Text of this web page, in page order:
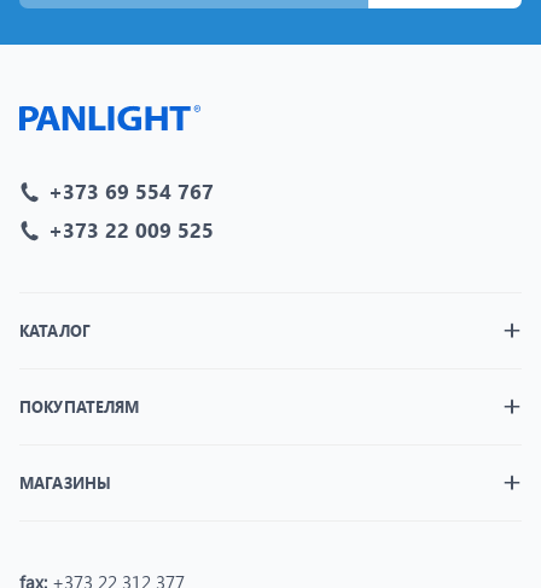
+373 69 554 767
+373 22 009 525
КАТАЛОГ
ПОКУПАТЕЛЯМ
МАГАЗИНЫ
fax: +373 22 312 377